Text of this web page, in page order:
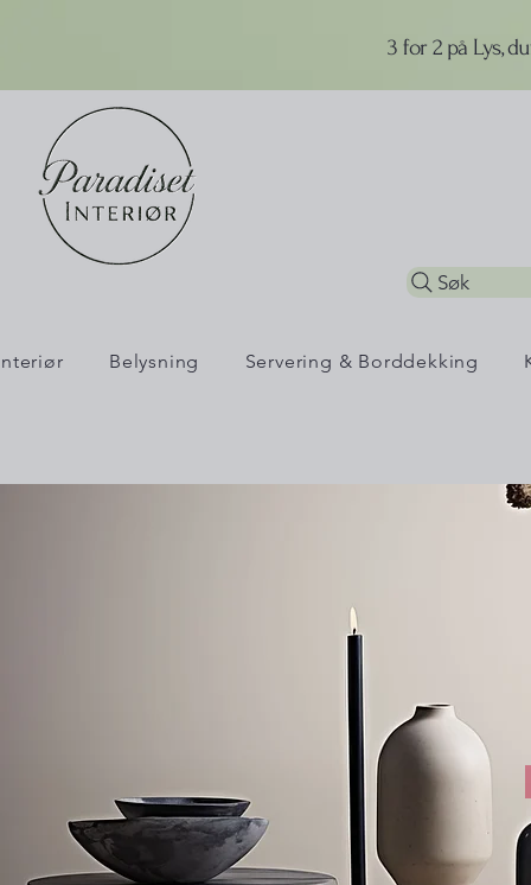
3 for 2 på Lys,
Søk
Belysning Servering & Borddekking